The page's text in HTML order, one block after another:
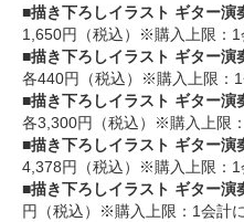
■描き下ろしイラスト ギター演
1,650円（税込）※購入上限：
■描き下ろしイラスト ギター演
各440円（税込）※購入上限：
■描き下ろしイラスト ギター演
各3,300円（税込）※購入上限
■描き下ろしイラスト ギター演
4,378円（税込）※購入上限：
■描き下ろしイラスト ギター演
円（税込）※購入上限：1会計